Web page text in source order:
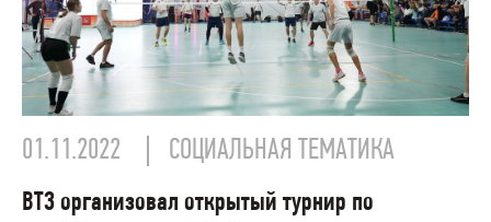
01.11.2022 СОЦИАЛЬНАЯ ТЕМАТИКА
ВТЗ организовал открытый турнир по